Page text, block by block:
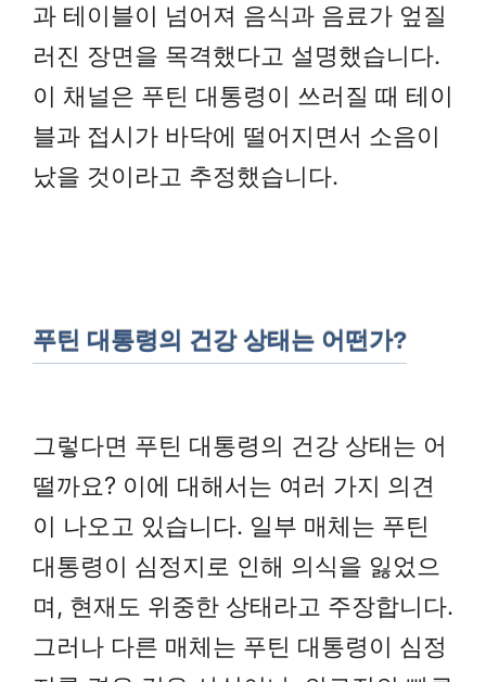
과 테이블이 넘어져 음식과 음료가 엎질
러진 장면을 목격했다고 설명했습니다.
이 채널은 푸틴 대통령이 쓰러질 때 테이
블과 접시가 바닥에 떨어지면서 소음이
났을 것이라고 추정했습니다.
푸틴 대통령의 건강 상태는 어떤가?
그렇다면 푸틴 대통령의 건강 상태는 어
떨까요? 이에 대해서는 여러 가지 의견
이 나오고 있습니다. 일부 매체는 푸틴
대통령이 심정지로 인해 의식을 잃었으
며, 현재도 위중한 상태라고 주장합니다.
그러나 다른 매체는 푸틴 대통령이 심정